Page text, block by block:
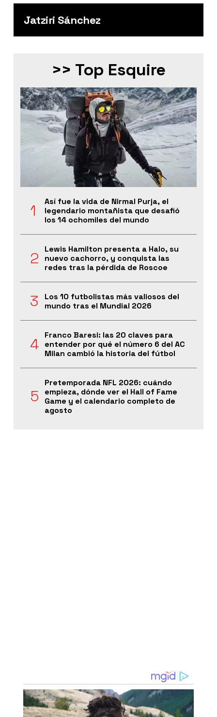
Jatziri Sánchez
>> Top Esquire
Así fue la vida de Nirmal Purja, el
legendario montañista que desafió
los 14 ochomiles del mundo
Lewis Hamilton presenta a Halo, su
nuevo cachorro, y conquista las
redes tras la pérdida de Roscoe
Los 10 futbolistas más valiosos del
mundo tras el Mundial 2026
Franco Baresi: las 20 claves para
entender por qué el número 6 del AC
Milan cambió la historia del fútbol
Pretemporada NFL 2026: cuándo
empieza, dónde ver el Hall of Fame
Game y el calendario completo de
agosto